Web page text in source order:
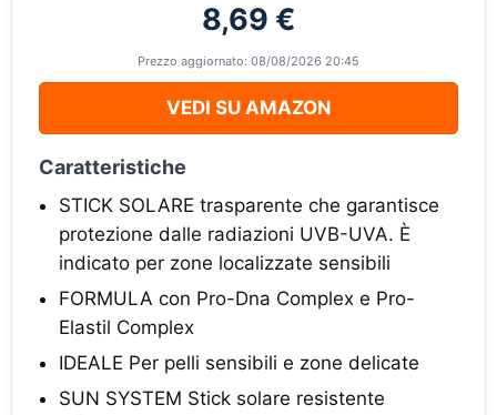
8,69 €
Prezzo aggiornato: 08/08/2026 20:45
VEDI SU AMAZON
Caratteristiche
STICK SOLARE trasparente che garantisce
protezione dalle radiazioni UVB-UVA. È
indicato per zone localizzate sensibili
FORMULA con Pro-Dna Complex e Pro-
Elastil Complex
IDEALE Per pelli sensibili e zone delicate
SUN SYSTEM Stick solare resistente